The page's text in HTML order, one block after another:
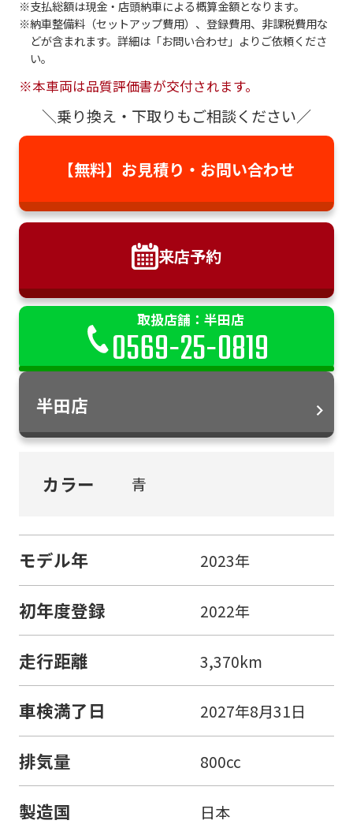
支払総額は現金・店頭納車による概算金額となります。
納車整備料（セットアップ費用）、登録費用、非課税費用な
どが含まれます。詳細は「お問い合わせ」よりご依頼くださ
い。
※本車両は品質評価書が交付されます。
＼乗り換え・下取りもご相談ください／
【無料】お見積り・ お問い合わせ
来店予約
取扱店舗：半田店
0569-25-0819
半田店
カラー 青
モデル年 2023年
初年度登録 2022年
走行距離 3,370km
車検満了日 2027年8月31日
排気量 800cc
製造国 日本